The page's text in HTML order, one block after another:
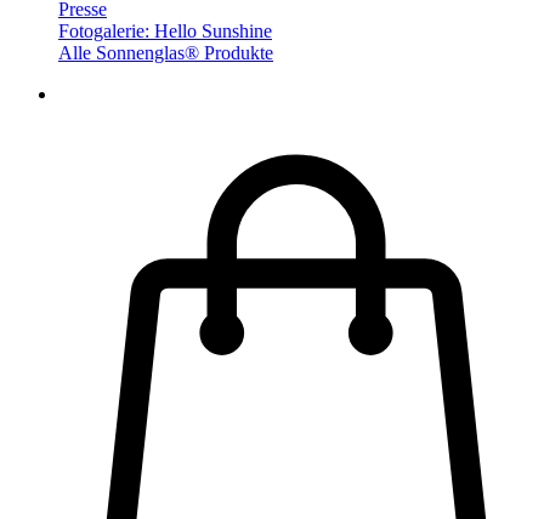
Presse
Fotogalerie: Hello Sunshine
Alle Sonnenglas® Produkte